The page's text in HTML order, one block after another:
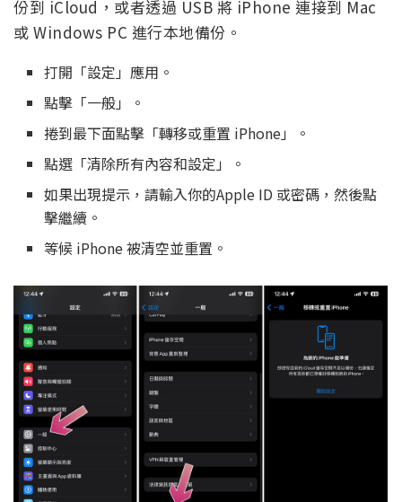
份到 iCloud，或者透過 USB 將 iPhone 連接到 Mac
或 Windows PC 進行本地備份。
打開「設定」應用。
點擊「一般」。
捲到最下面點擊「轉移或重置 iPhone」。
點選「清除所有內容和設定」。
如果出現提示，請輸入你的Apple ID 或密碼，然後點
擊繼續。
等候 iPhone 被清空並重置。